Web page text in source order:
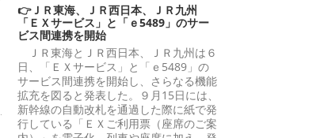
👉ＪＲ東海、ＪＲ西日本、ＪＲ九州
「ＥＸサービス」と「ｅ5489」のサー
ビス間連携を開始
ＪＲ東海とＪＲ西日本、ＪＲ九州は６
日、「ＥＸサービス」と「ｅ5489」の
サービス間連携を開始し、さらなる機能
拡充を図ると発表した。９月15日には、
新幹線の自動改札を通過した際に紙で発
行している「ＥＸご利用票（座席のご案